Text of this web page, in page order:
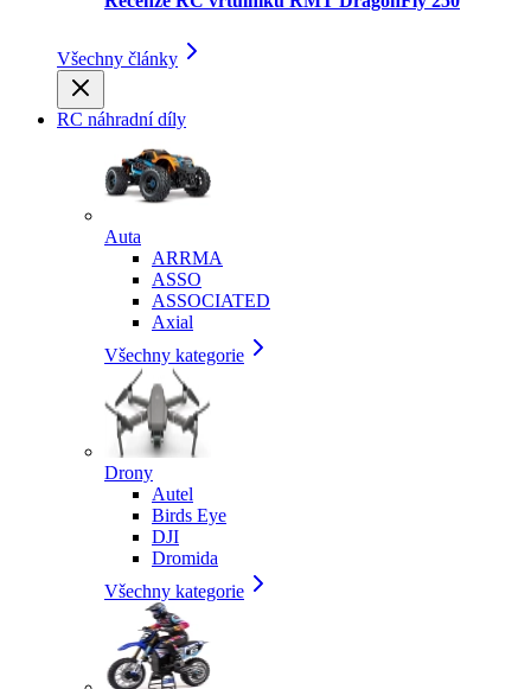
Všechny články
RC náhradní díly
Auta
ARRMA
ASSO
ASSOCIATED
Axial
Všechny kategorie
Drony
Autel
Birds Eye
DJI
Dromida
Všechny kategorie